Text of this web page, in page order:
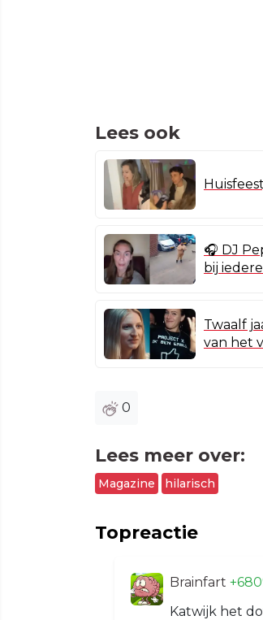
Lees ook
🎧 DJ
bij
Twaalf
van het
0
Lees meer over:
Magazine hilarisch
Topreactie
Brainfart
Katwijk het